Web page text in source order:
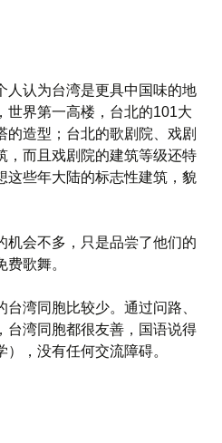
人认为台湾是更具中国味的地
世界第一高楼，台北的101大
的造型；台北的歌剧院、戏剧
，而且戏剧院的建筑等级还特
这些年大陆的标志性建筑，貌
机会不多，只是品尝了他们的
歌舞。
湾同胞比较少。通过问路、
台湾同胞都很友善，国语说得
，没有任何交流障碍。